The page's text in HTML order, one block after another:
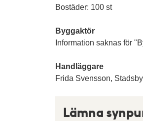
Bostäder: 100 st
Byggaktör
Information saknas för
Handläggare
Frida Svensson,
Lämna